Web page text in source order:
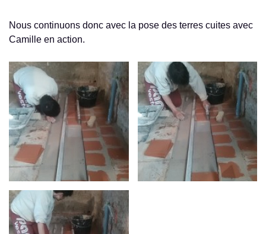
Nous continuons donc avec la pose des terres cuites avec
Camille en action.